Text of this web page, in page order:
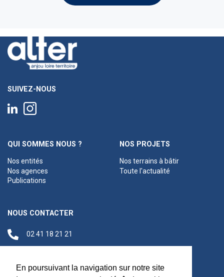
En poursuivant la navigation sur notre site
SUIVEZ-NOUS
QUI SOMMES NOUS ?
Nos entités
Nos agences
Publications
NOS PROJETS
Nos terrains à bâtir
Toute l'actualité
NOUS CONTACTER
02 41 18 21 21
Siège social
48 C Boulevard du